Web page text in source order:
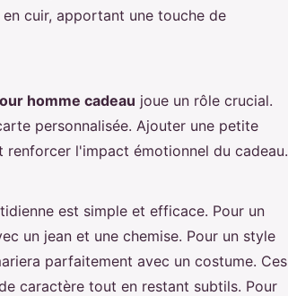
cuir, apportant une touche de
homme cadeau joue un rôle crucial.
personnalisée. Ajouter une petite
l'impact émotionnel du cadeau.
est simple et efficace. Pour un
un jean et une chemise. Pour un style
parfaitement avec un costume. Ces
caractère tout en restant subtils. Pour